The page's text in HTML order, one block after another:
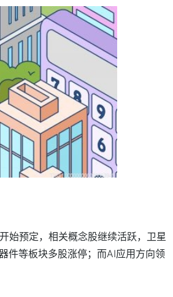
始预定，相关概念股继续活跃，卫星
件等板块多股涨停；而AI应用方向领